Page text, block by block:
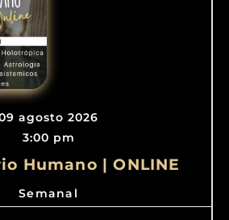
agosto 2026
3:00 pm
Humano | ONLINE
Semanal